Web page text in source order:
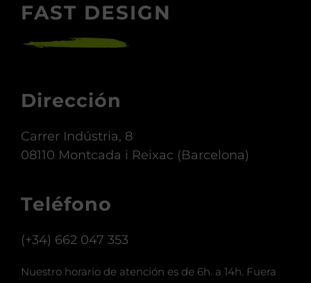
FAST DESIGN
Dirección
Carrer Indústria, 8
08110 Montcada i Reixac (Barcelona)
Teléfono
(+34) 662 047 353
Nuestro horario de atención es de 6h. a 14h. Fuera